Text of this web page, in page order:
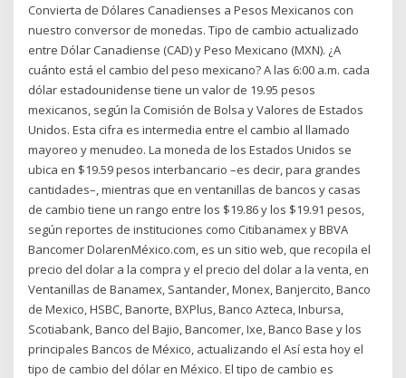
Convierta de Dólares Canadienses a Pesos Mexicanos con
nuestro conversor de monedas. Tipo de cambio actualizado
entre Dólar Canadiense (CAD) y Peso Mexicano (MXN). ¿A
cuánto está el cambio del peso mexicano? A las 6:00 a.m. cada
dólar estadounidense tiene un valor de 19.95 pesos
mexicanos, según la Comisión de Bolsa y Valores de Estados
Unidos. Esta cifra es intermedia entre el cambio al llamado
mayoreo y menudeo. La moneda de los Estados Unidos se
ubica en $19.59 pesos interbancario –es decir, para grandes
cantidades–, mientras que en ventanillas de bancos y casas
de cambio tiene un rango entre los $19.86 y los $19.91 pesos,
según reportes de instituciones como Citibanamex y BBVA
Bancomer DolarenMéxico.com, es un sitio web, que recopila el
precio del dolar a la compra y el precio del dolar a la venta, en
Ventanillas de Banamex, Santander, Monex, Banjercito, Banco
de Mexico, HSBC, Banorte, BXPlus, Banco Azteca, Inbursa,
Scotiabank, Banco del Bajio, Bancomer, Ixe, Banco Base y los
principales Bancos de México, actualizando el Así esta hoy el
tipo de cambio del dólar en México. El tipo de cambio es